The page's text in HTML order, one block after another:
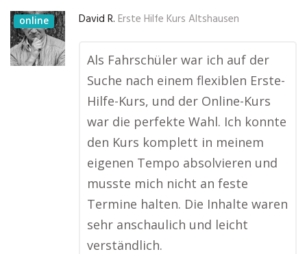
online David R. Erste Hilfe Kurs Altshausen
Als Fahrschüler war ich auf der
Suche nach einem flexiblen Erste-
Hilfe-Kurs, und der Online-Kurs
war die perfekte Wahl. Ich konnte
den Kurs komplett in meinem
eigenen Tempo absolvieren und
musste mich nicht an feste
Termine halten. Die Inhalte waren
sehr anschaulich und leicht
verständlich.